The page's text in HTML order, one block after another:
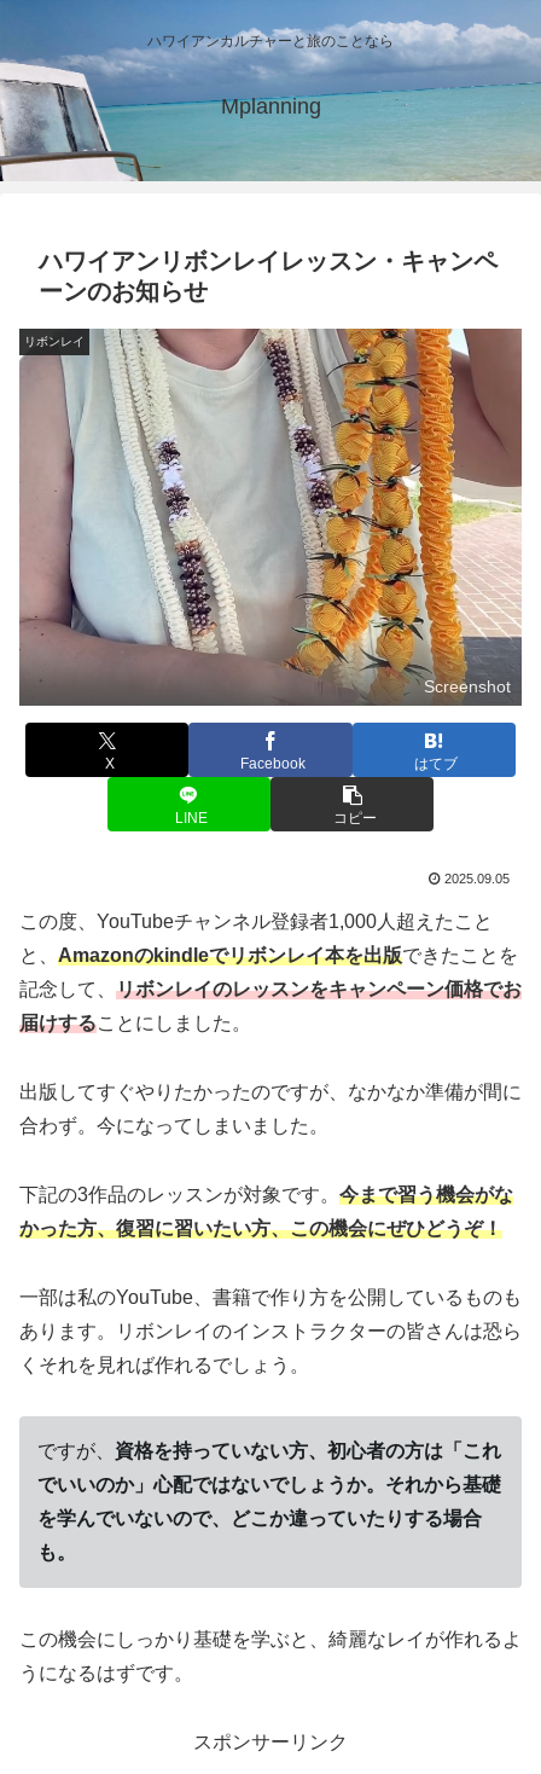
ハワイアンカルチャーと旅のことなら
Mplanning
ハワイアンリボンレイレッスン・キャンペ
ーンのお知らせ
リボンレイ
Screenshot
X Facebook はてブ
LINE コピー
2025.09.05
この度、YouTubeチャンネル登録者1,000人超えたこと
と、 Amazonのkindleでリボンレイ本を出版できたことを
記念して、 リボンレイのレッスンをキャンペーン価格でお
届けすることにしました。
出版してすぐやりたかったのですが、なかなか準備が間に
合わず。今になってしまいました。
下記の3作品のレッスンが対象です。 今まで習う機会がな
かった方、復習に習いたい方、この機会にぜひどうぞ！
一部は私のYouTube、書籍で作り方を公開しているものも
あります。リボンレイのインストラクターの皆さんは恐ら
くそれを見れば作れるでしょう。
ですが、 資格を持っていない方、初心者の方は「これ
でいいのか」心配ではないでしょうか。それから基礎
を学んでいないので、どこか違っていたりする場合
も。
この機会にしっかり基礎を学ぶと、綺麗なレイが作れるよ
うになるはずです。
スポンサーリンク